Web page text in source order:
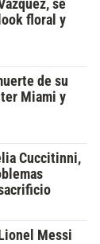
se
floral y
de su
Miami y
Cuccitinni,
Messi